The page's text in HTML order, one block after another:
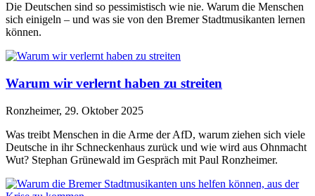
Die Deutschen sind so pessimistisch wie nie. Warum die Menschen
sich einigeln – und was sie von den Bremer Stadtmusikanten lernen
können.
Warum wir verlernt haben zu streiten
Ronzheimer, 29. Oktober 2025
Was treibt Menschen in die Arme der AfD, warum ziehen sich viele
Deutsche in ihr Schneckenhaus zurück und wie wird aus Ohnmacht
Wut? Stephan Grünewald im Gespräch mit Paul Ronzheimer.